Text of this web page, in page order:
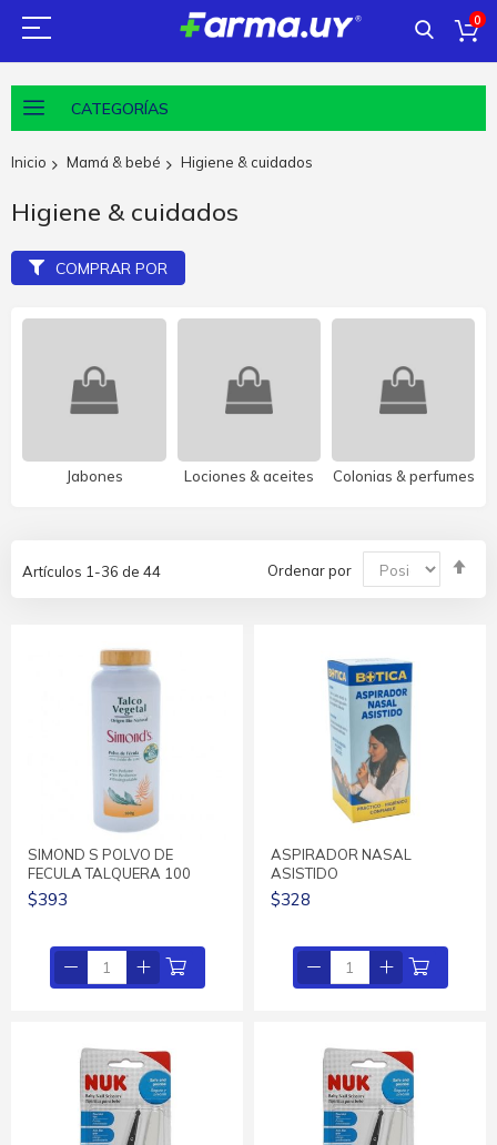
0
CATEGORÍAS
Inicio Mamá & bebé Higiene & cuidados
Higiene & cuidados
Jabones Lociones & aceites Colonias & perfumes
Artículos 1 -36 de 44 Ordenar por
SIMOND S POLVO DE
FECULA TALQUERA 100
$393
ASPIRADOR NASAL
ASISTIDO
$328
COMPRAR POR